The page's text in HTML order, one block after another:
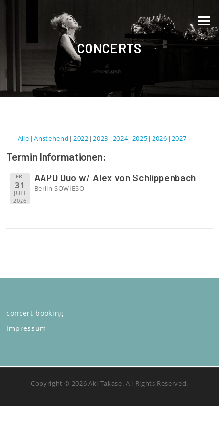
Menü
CONCERTS
Alle Anstehend 2022 2023 2024 2025 2026 2027
Termin Informationen:
FR.
31
JULI
2026
AAPD Duo w/ Alex von Schlippenbach
Berlin SOWIESO
concert booking
Impressum
Copyright © 2026 Aki Takase. All Rights Reserved.